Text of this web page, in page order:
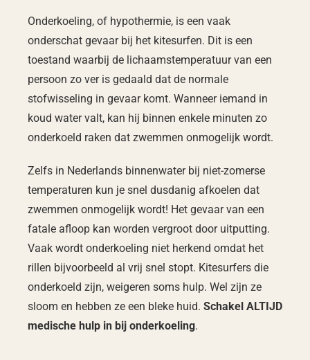
Onderkoeling, of hypothermie, is een vaak
onderschat gevaar bij het kitesurfen. Dit is een
toestand waarbij de lichaamstemperatuur van een
persoon zo ver is gedaald dat de normale
stofwisseling in gevaar komt. Wanneer iemand in
koud water valt, kan hij binnen enkele minuten zo
onderkoeld raken dat zwemmen onmogelijk wordt.
Zelfs in Nederlands binnenwater bij niet-zomerse
temperaturen kun je snel dusdanig afkoelen dat
zwemmen onmogelijk wordt! Het gevaar van een
fatale afloop kan worden vergroot door uitputting.
Vaak wordt onderkoeling niet herkend omdat het
rillen bijvoorbeeld al vrij snel stopt. Kitesurfers die
onderkoeld zijn, weigeren soms hulp. Wel zijn ze
sloom en hebben ze een bleke huid. Schakel ALTIJD
medische hulp in bij onderkoeling.